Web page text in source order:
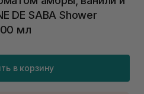
DE SABA Shower
мл
в корзину